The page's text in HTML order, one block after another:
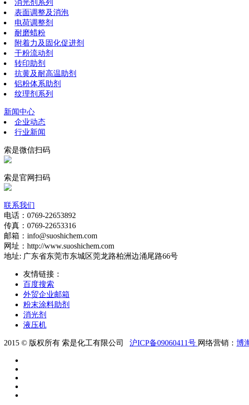
消光剂系列
表面调整及消泡
电荷调整剂
耐磨蜡粉
附着力及固化促进剂
干粉流动剂
转印助剂
抗黄及耐高温助剂
铝粉体系助剂
纹理剂系列
新闻中心
企业动态
行业新闻
索是微信扫码
索是官网扫码
联系我们
电话：0769-22653892
传真：0769-22653316
邮箱：info@suoshichem.com
网址：http://www.suoshichem.com
地址: 广东省东莞市东城区莞龙路柏洲边涌尾路66号
友情链接：
百度搜索
外贸企业邮箱
粉末涂料助剂
消光剂
液压机
2015 © 版权所有 索是化工有限公司 沪ICP备09060411号 网络营销： 博